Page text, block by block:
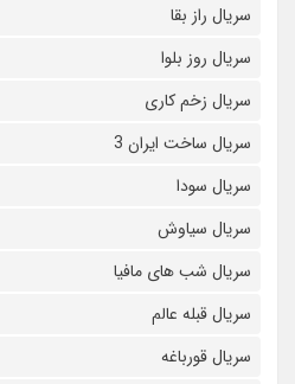
سریال راز بقا
سریال روز بلوا
سریال زخم کاری
سریال ساخت ایران 3
سریال سودا
سریال سیاوش
سریال شب های مافیا
سریال قبله عالم
سریال قورباغه